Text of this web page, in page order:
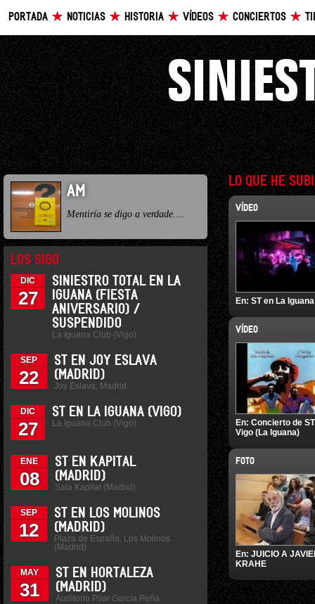
PORTADA NOTICIAS HISTORIA VÍDEOS CONCIERTOS
AM
Mentiría se digo a verdade....
LOS SIGO
DIC
27
SINIESTRO TOTAL EN LA
IGUANA (FIESTA
ANIVERSARIO) /
SUSPENDIDO
La Iguana Club (Vigo)
SEP
22
ST EN JOY ESLAVA
(MADRID)
Joy Eslava, Madrid
DIC
27
ST EN LA IGUANA (VIGO)
La Iguana Club (Vigo)
ENE
08
ST EN KAPITAL
(MADRID)
Sala Kapital (Madrid)
SEP
12
ST EN LOS MOLINOS
(MADRID)
Plaza de España, Los Molinos
(Madrid)
MAY
31
ST EN HORTALEZA
(MADRID)
Auditorio Pilar García Peña
LO QUE HE
VÍDEO
En: ST en La Iguana
VÍDEO
En: Concierto de
Vigo (La Iguana)
FOTO
En: JUICIO A
KRAHE